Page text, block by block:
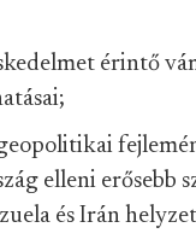
érintő
elleni erősebb
és Irán